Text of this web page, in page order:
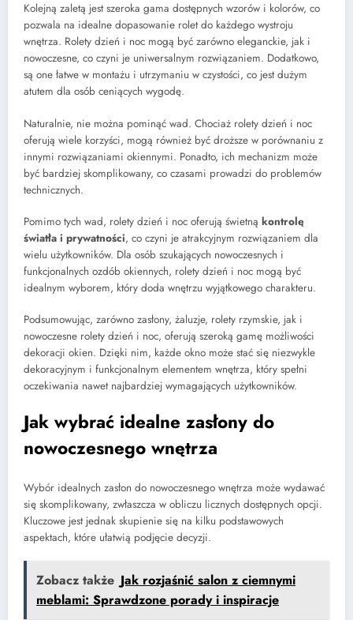
Kolejną zaletą jest szeroka gama dostępnych wzorów i kolorów, co
pozwala na idealne dopasowanie rolet do każdego wystroju
wnętrza. Rolety dzień i noc mogą być zarówno eleganckie, jak i
nowoczesne, co czyni je uniwersalnym rozwiązaniem. Dodatkowo,
są one łatwe w montażu i utrzymaniu w czystości, co jest dużym
atutem dla osób ceniących wygodę.
Naturalnie, nie można pominąć wad. Chociaż rolety dzień i noc
oferują wiele korzyści, mogą również być droższe w porównaniu z
innymi rozwiązaniami okiennymi. Ponadto, ich mechanizm może
być bardziej skomplikowany, co czasami prowadzi do problemów
technicznych.
Pomimo tych wad, rolety dzień i noc oferują świetną kontrolę
światła i prywatności, co czyni je atrakcyjnym rozwiązaniem dla
wielu użytkowników. Dla osób szukających nowoczesnych i
funkcjonalnych ozdób okiennych, rolety dzień i noc mogą być
idealnym wyborem, który doda wnętrzu wyjątkowego charakteru.
Podsumowując, zarówno zasłony, żaluzje, rolety rzymskie, jak i
nowoczesne rolety dzień i noc, oferują szeroką gamę możliwości
dekoracji okien. Dzięki nim, każde okno może stać się niezwykle
dekoracyjnym i funkcjonalnym elementem wnętrza, który spełni
oczekiwania nawet najbardziej wymagających użytkowników.
Jak wybrać idealne zasłony do
nowoczesnego wnętrza
Wybór idealnych zasłon do nowoczesnego wnętrza może wydawać
się skomplikowany, zwłaszcza w obliczu licznych dostępnych opcji.
Kluczowe jest jednak skupienie się na kilku podstawowych
aspektach, które ułatwią podjęcie decyzji.
Zobacz także Jak rozjaśnić salon z ciemnymi
meblami: Sprawdzone porady i inspiracje